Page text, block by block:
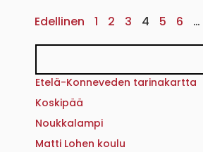
Edellinen 1 2 3 4 5 6 …
Etelä-Konneveden tarinakartta
Koskipää
Noukkalampi
Matti Lohen koulu